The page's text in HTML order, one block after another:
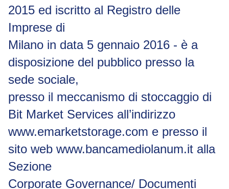
2015 ed iscritto al Registro delle
Imprese di
Milano in data 5 gennaio 2016 - è a
disposizione del pubblico presso la
sede sociale,
presso il meccanismo di stoccaggio di
Bit Market Services all’indirizzo
www.emarketstorage.com e presso il
sito web www.bancamediolanum.it alla
Sezione
Corporate Governance/ Documenti